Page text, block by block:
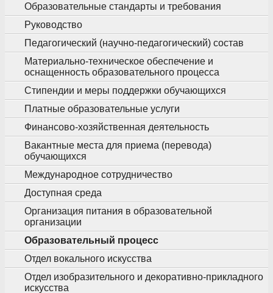
Образовательные стандарты и требования
Руководство
Педагогический (научно-педагогический) состав
Материально-техническое обеспечение и
оснащенность образовательного процесса
Стипендии и меры поддержки обучающихся
Платные образовательные услуги
Финансово-хозяйственная деятельность
Вакантные места для приема (перевода)
обучающихся
Международное сотрудничество
Доступная среда
Организация питания в образовательной
организации
Образовательный процесс
Отдел вокального искусства
Отдел изобразительного и декоративно-прикладного
искусства